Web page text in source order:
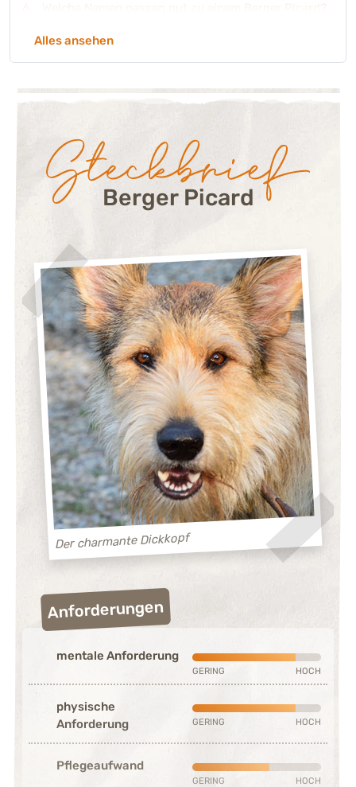
Welche Namen passen gut zu einem Berger Picard?
Alles ansehen
Steckbrief:Berger Picard
Der charmante Dickkopf
Anforderungen
mentale Anforderung
Stark ausgeprägt (4 von 5)
GERING HOCH
physische
Anforderung
Stark ausgeprägt (4 von 5)
GERING HOCH
Pflegeaufwand
Mittelmäßig ausgeprägt (3
GERING HOCH